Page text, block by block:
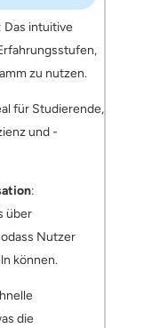
: Das intuitive
zu nutzen.
für Studierende,
und -
:
über
Nutzer
können.
die